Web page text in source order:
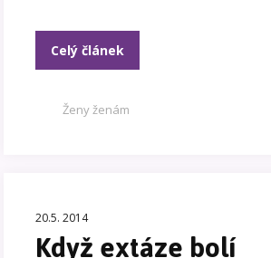
Celý článek
Ženy ženám
20.5. 2014